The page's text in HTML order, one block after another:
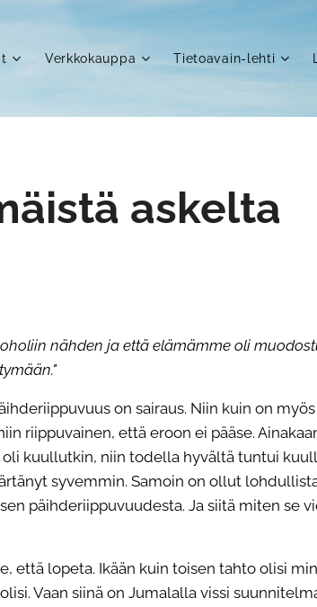
Verkkokauppa Tietoavain-lehti
askelta
nähden ja että elämämme oli
on sairaus. Niin kuin on
riippuvainen, että eroon ei pääse.
kuullutkin, niin todella hyvältä tuntui
syvemmin. Samoin on ollut
päihderiippuvuudesta. Ja siitä miten se
että lopeta. Ikään kuin toisen tahto olisi
Vaan siinä on Jumalalla vissi